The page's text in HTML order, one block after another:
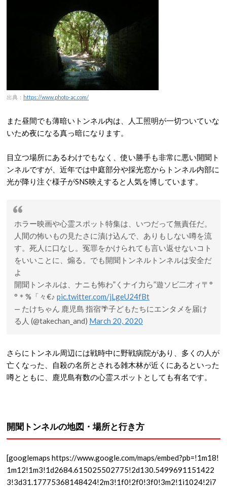
出典： https://www.photo-ac.com/
また昼間でも薄暗いトンネル内は、人工照明が一切ついていな
いため夜になる真っ暗になります。
目立つ場所にあるわけでもなく、使い勝手も非常に悪い開聞ト
ンネルですが、近年では中庭部分や採光窓からトンネル内部に
光が降り注ぐ様子がSNS映えすると人気を博しています。
ホラー映画や心霊スポット特集は、いつだって無責任だ。
人間の怖いもの見たさに漬け込んで、ありもしない噂を流
す。死人に口なし。冤罪をかけられても言い返せないコト
をいいことに、煽る。でも開聞トンネルトンネルは安全だ
よ
開聞トンネルは、ナニも怖わ”くナイ力ら”遊ソビ二才ィ〒°
°＊%「々€♪ pic.twitter.com/jLgeU24fBt
— たけちゃん 鹿児島 指宿🌴子どもたちにエンタメを届け
る人 (@takechan_and) March 20, 2020
さらにトンネル周辺には戦時中に野戦病院があり、多くの人が
亡くなった、自殺の名所とされる雑木林が近くにあるといった
噂とともに、鹿児島有数の心霊スポットとしても有名です。
開聞トンネルの地図・場所と行き方
[googlemaps https://www.google.com/maps/embed?pb=!1m18!
1m12!1m3!1d2684.615025502775!2d130.5499691151422
3!3d31.17775368148424!2m3!1f0!2f0!3f0!3m2!1i1024!2i7